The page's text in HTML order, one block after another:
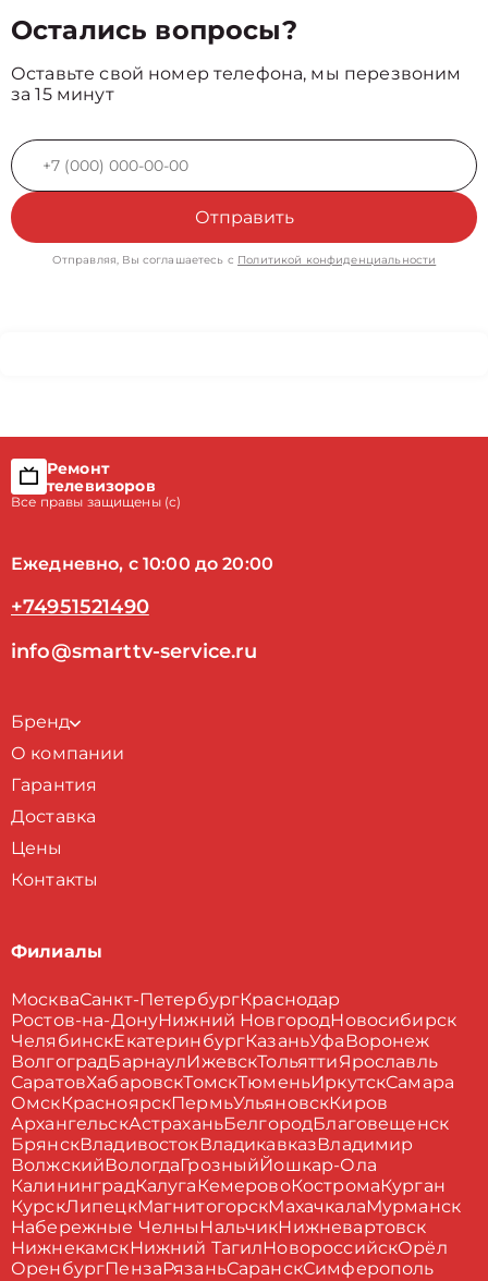
Остались вопросы?
Оставьте свой номер телефона, мы перезвоним
за 15 минут
Отправить
Отправляя, Вы соглашаетесь с Политикой конфиденциальности
Ремонт
телевизоров
Все правы защищены (с)
Ежедневно, с 10:00 до 20:00
+74951521490
info@smarttv-service.ru
Бренд
О компании
Гарантия
Доставка
Цены
Контакты
Филиалы
МоскваСанкт-ПетербургКраснодар
Ростов-на-ДонуНижний НовгородНовосибирск
ЧелябинскЕкатеринбургКазаньУфа Воронеж
ВолгоградБарнаулИжевскТольяттиЯрославль
СаратовХабаровскТомскТюменьИркутскСамара
ОмскКрасноярскПермьУльяновскКиров
АрхангельскАстраханьБелгородБлаговещенск
БрянскВладивостокВладикавказВладимир
ВолжскийВологдаГрозныйЙошкар-Ола
КалининградКалуга КемеровоКостромаКурган
КурскЛипецкМагнитогорскМахачкалаМурманск
Набережные Челны НальчикНижневартовск
НижнекамскНижний ТагилНовороссийскОрёл
ОренбургПензаРязаньСаранскСимферополь